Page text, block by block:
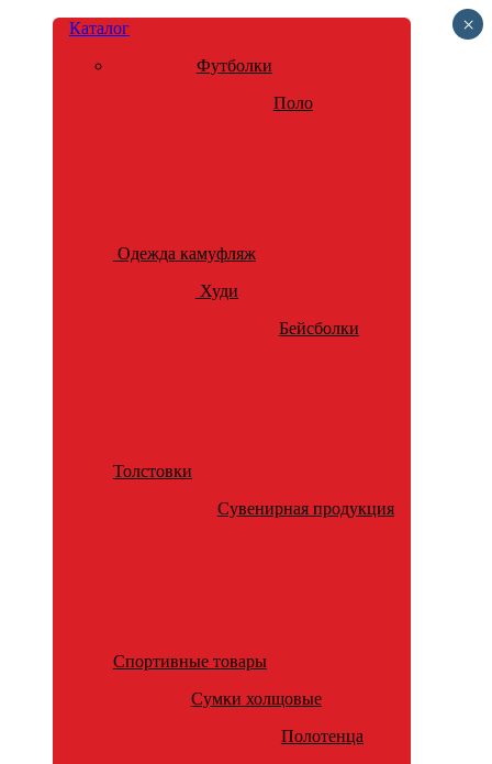
Каталог
Футболки
Поло
Одежда камуфляж
Худи
Бейсболки
Толстовки
Сувенирная продукция
Спортивные товары
Сумки холщовые
Полотенца
×